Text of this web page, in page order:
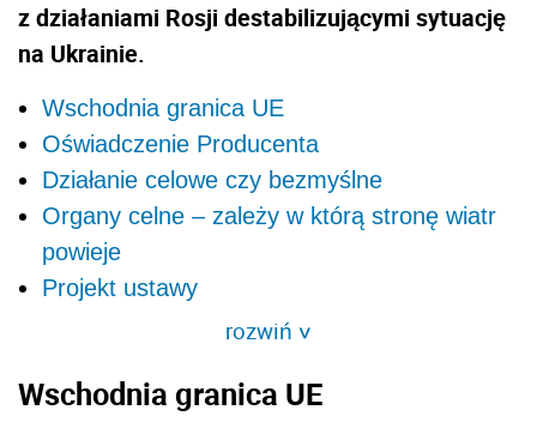
z działaniami Rosji destabilizującymi sytuację
na Ukrainie.
Wschodnia granica UE
Oświadczenie Producenta
Działanie celowe czy bezmyślne
Organy celne – zależy w którą stronę wiatr
powieje
Projekt ustawy
rozwiń>
Wschodnia granica UE